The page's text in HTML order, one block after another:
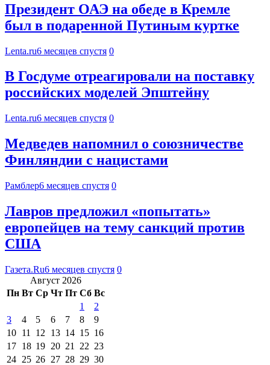
Президент ОАЭ на обеде в Кремле
был в подаренной Путиным куртке
Lenta.ru6 месяцев спустя 0
В Госдуме отреагировали на поставку
российских моделей Эпштейну
Lenta.ru6 месяцев спустя 0
Медведев напомнил о союзничестве
Финляндии с нацистами
Рамблер6 месяцев спустя 0
Лавров предложил «попытать»
европейцев на тему санкций против
США
Газета.Ru6 месяцев спустя 0
Август 2026
Пн Вт Ср Чт Пт Сб Вс
1
2
3
4 5 6 7 8
9
10 11 12 13 14 15 16
17 18 19 20 21 22 23
24 25 26 27 28 29 30